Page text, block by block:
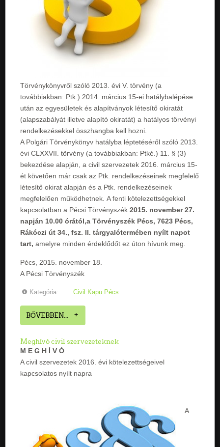
Törvénykönyvről szóló 2013. évi V. törvény (a
továbbiakban: Ptk.) 2014. március 15-ei hatálybalépése
után az egyesületek és alapítványok létesítő okiratát
(alapszabályát illetve alapító okiratát) a hatályos törvényi
rendelkezésekkel összhangba kell hozni.
A Polgári Törvénykönyv hatályba léptetéséről szóló 2013.
évi CLXXVII. törvény (a továbbiakban: Ptké.) 11. § (3)
bekezdése alapján, a civil szervezetek 2016. március 15-
ét követően már csak az Ptk. rendelkezéseinek megfelelő
létesítő okirat alapján és a Ptk. rendelkezéseinek
megfelelően működhetnek. A fenti kötelezettségekkel
kapcsolatban a Pécsi Törvényszék 2015. november 27.
napján 10.00 órától,a Törvényszék Pécs, 7623 Pécs,
Rákóczi út 34., fsz. II. tárgyalótermében nyílt napot
tart,amelyre minden érdeklődőt ez úton hívunk meg.
Pécs, 2015. november 18.
A Pécsi Törvényszék
Kategória: Civil Kapu Pécs
BŐVEBBEN...
Meghívó civil szervezeteknek
M E G H Í V Ó
A civil szervezetek 2016. évi kötelezettségeivel
kapcsolatos nyílt napra
A